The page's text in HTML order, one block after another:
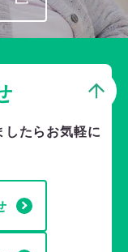
たら お気軽に